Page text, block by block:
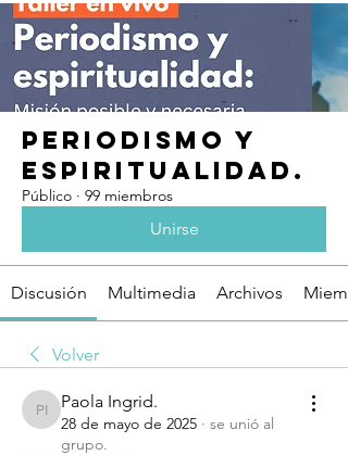
Periodismo y
Espiritualidad.
Público · 99 miembros
Unirse
Discusión Multimedia Archivos
Volver
Paola Ingrid.
Paola Ingrid.
28 de mayo de 2025 · se unió al
grupo.